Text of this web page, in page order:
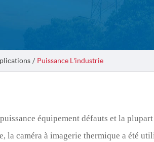
Puissance L'industrie
équipement défauts et la
la caméra à imagerie thermique a été